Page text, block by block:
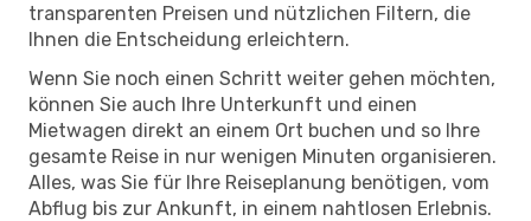
transparenten Preisen und nützlichen Filtern, die
Ihnen die Entscheidung erleichtern.
Wenn Sie noch einen Schritt weiter gehen möchten,
können Sie auch Ihre Unterkunft und einen
Mietwagen direkt an einem Ort buchen und so Ihre
gesamte Reise in nur wenigen Minuten organisieren.
Alles, was Sie für Ihre Reiseplanung benötigen, vom
Abflug bis zur Ankunft, in einem nahtlosen Erlebnis.